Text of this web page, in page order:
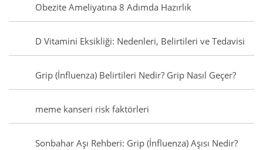
Obezite Ameliyatına 8 Adımda Hazırlık
D Vitamini Eksikliği: Nedenleri, Belirtileri ve Tedavisi
Grip (İnfluenza) Belirtileri Nedir? Grip Nasıl Geçer?
meme kanseri risk faktörleri
Sonbahar Aşı Rehberi: Grip (İnfluenza) Aşısı Nedir?